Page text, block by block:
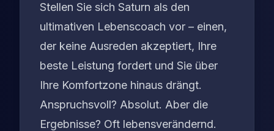
Stellen Sie sich Saturn als den
ultimativen Lebenscoach vor – einen,
der keine Ausreden akzeptiert, Ihre
beste Leistung fordert und Sie über
Ihre Komfortzone hinaus drängt.
Anspruchsvoll? Absolut. Aber die
Ergebnisse? Oft lebensverändernd.